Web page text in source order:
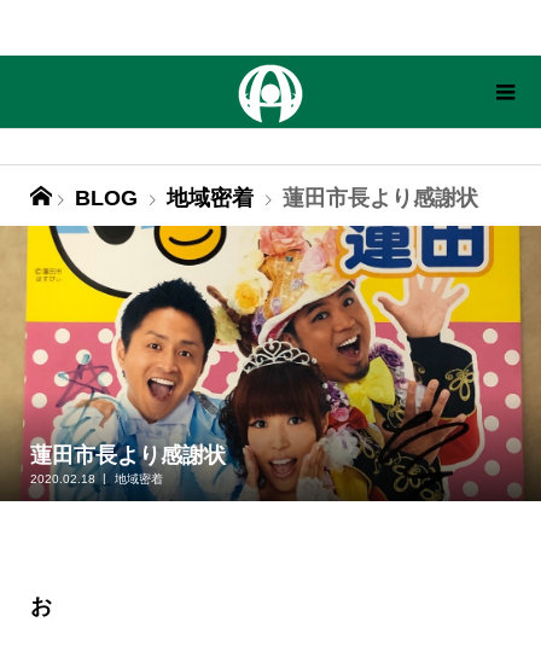
BLOG 地域密着 蓮田市長より感謝状
蓮田市長より感謝状
2020.02.18 地域密着
お